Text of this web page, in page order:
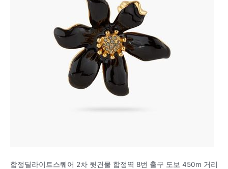
합정딜라이트스퀘어 2차 뒷건물 합정역 8번 출구 도보 450m 거리